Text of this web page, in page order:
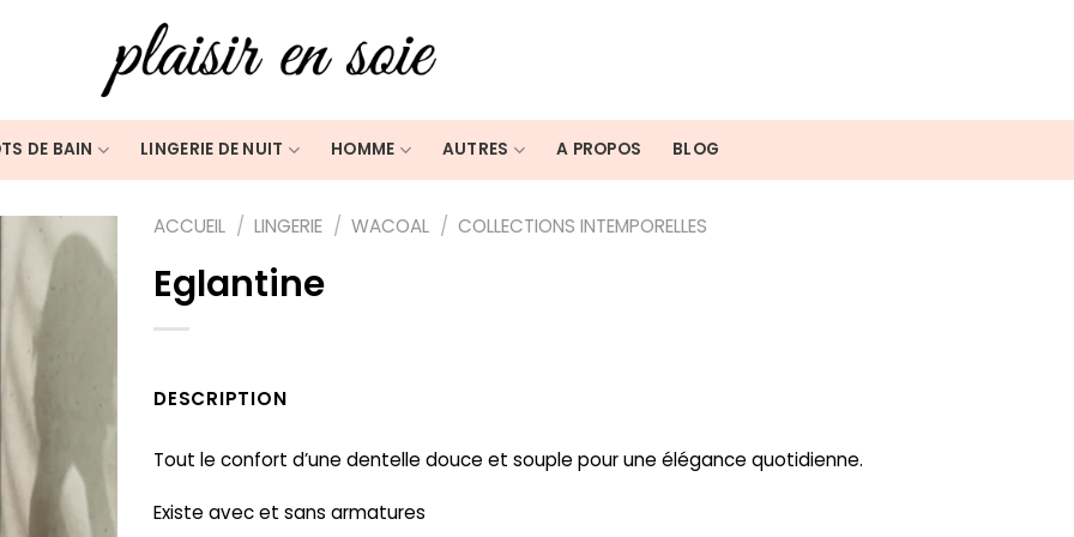
DE BAIN LINGERIE DE NUIT HOMME AUTRES A PROPOS BLOG
ACCUEIL / LINGERIE / WACOAL / COLLECTIONS INTEMPORELLES
Eglantine
DESCRIPTION
Tout le confort d’une dentelle douce et souple pour une élégance quotidienne.
Existe avec et sans armatures